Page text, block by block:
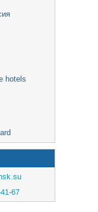
hotels
67